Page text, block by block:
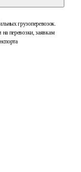
грузоперевозок.
на перевозки, заявкам